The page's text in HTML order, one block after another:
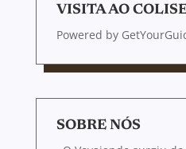
VISITA AO
Powered by
SOBRE NÓS